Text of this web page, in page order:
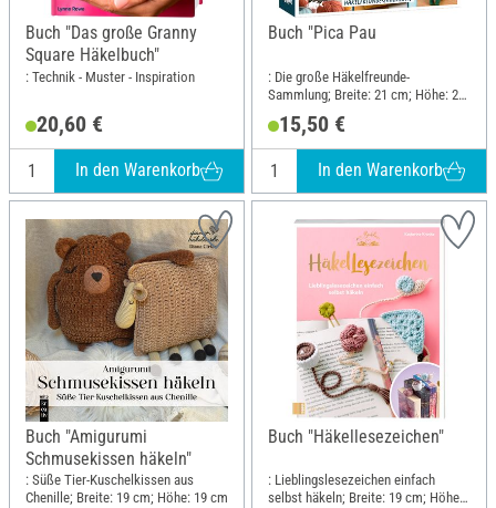
Buch "Das große Granny
Square Häkelbuch"
: Technik - Muster - Inspiration
20,60 €
In den Warenkorb
Buch "Pica Pau
: Die große Häkelfreunde-
Sammlung; Breite: 21 cm; Höhe: 23
15,50 €
In den Warenkorb
Buch "Amigurumi
Schmusekissen häkeln"
: Süße Tier-Kuschelkissen aus
Chenille; Breite: 19 cm; Höhe: 19 cm
Buch "Häkellesezeichen"
: Lieblingslesezeichen einfach
selbst häkeln; Breite: 19 cm; Höhe: